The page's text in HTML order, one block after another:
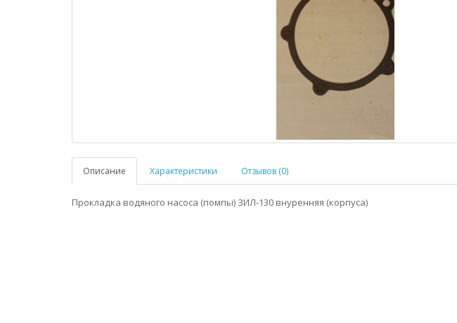
Описание Характеристики Отзывов (0)
Прокладка водяного насоса (помпы) ЗИЛ-130 внуренняя (корпуса)